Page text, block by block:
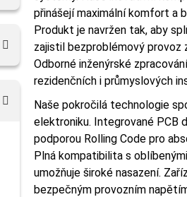
přinášejí maximální komfort a
Produkt je navržen tak, aby
zajistil bezproblémový provoz
Odborné inženýrské
rezidenčních i průmyslových
Naše pokročilá technologie
elektroniku. Integrované PCB
podporou Rolling Code pro
Plná kompatibilita s
umožňuje široké nasazení.
bezpečným provozním